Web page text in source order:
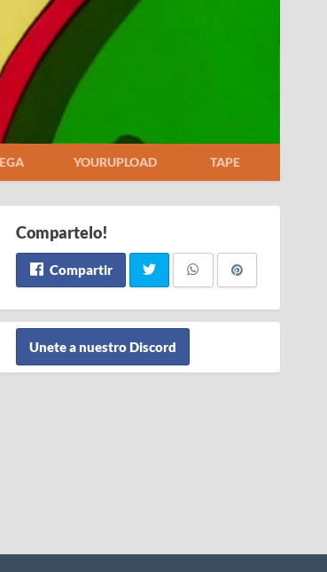
YOURUPLOAD TAPE
Compartelo!
Compartir
Unete a nuestro Discord